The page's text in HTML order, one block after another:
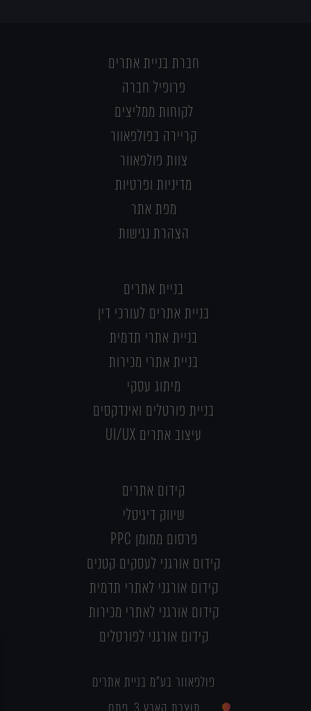
חברת בניית אתרים
פרופיל חברה
לקוחות ממליצים
קריירה בפולפאוור
צוות פולפאוור
מדיניות ופרטיות
מפת אתר
הצהרת נגישות
בניית אתרים
בניית אתרים לעורכי דין
בניית אתרי תדמית
בניית אתרי מכירות
מיתוג עסקי
בניית פורטלים ואינדקסים
עיצוב אתרים UI/UX
קידום אתרים
שיווק דיגיטלי
פרסום ממומן PPC
קידום אורגני לעסקים קטנים
קידום אורגני לאתרי תדמית
קידום אורגני לאתרי מכירות
קידום אורגני לפורטלים
פולפאוור בע"מ בניית אתרים